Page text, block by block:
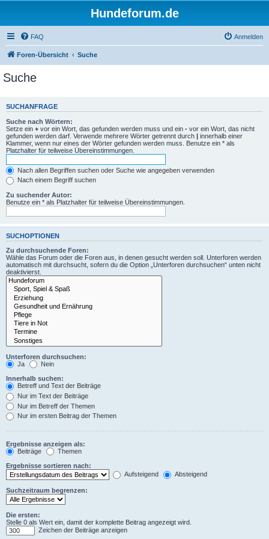
Hundeforum.de
FAQ Anmelden
Foren-Übersicht Suche
Suche
SUCHANFRAGE
Suche nach Wörtern:
Setze ein + vor ein Wort, das gefunden werden muss und ein - vor ein Wort, das nicht
gefunden werden darf. Verwende mehrere Wörter getrennt durch | innerhalb einer
Klammer, wenn nur eines der Wörter gefunden werden muss. Benutze ein * als
Platzhalter für teilweise Übereinstimmungen.
Nach allen Begriffen suchen oder Suche wie angegeben verwenden
Nach einem Begriff suchen
Zu suchender Autor:
Benutze ein * als Platzhalter für teilweise Übereinstimmungen.
SUCHOPTIONEN
Zu durchsuchende Foren:
Wähle das Forum oder die Foren aus, in denen gesucht werden soll. Unterforen werden
automatisch mit durchsucht, sofern du die Option „Unterforen durchsuchen“ unten nicht
deaktivierst.
Unterforen durchsuchen:
Ja
Nein
Innerhalb suchen:
Betreff und Text der Beiträge
Nur im Text der Beiträge
Nur im Betreff der Themen
Nur im ersten Beitrag der Themen
Ergebnisse anzeigen als:
Beiträge
Themen
Ergebnisse sortieren nach:
Aufsteigend
Absteigend
Suchzeitraum begrenzen:
Die ersten:
Stelle 0 als Wert ein, damit der komplette Beitrag angezeigt wird.
Zeichen der Beiträge anzeigen